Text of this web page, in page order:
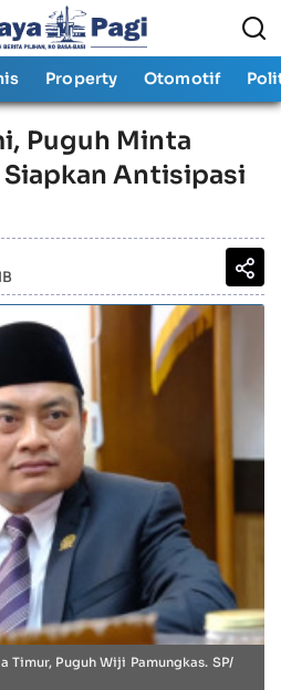
Property Otomotif
Puguh Minta
Antisipasi
Timur, Puguh Wiji Pamungkas. SP/